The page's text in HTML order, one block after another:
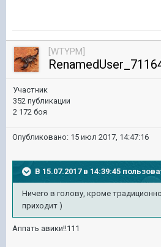
[WTYPM]
Участник
352 публикации
2 172 боя
Опубликовано: 15 июл 2017, 14:47:16
В 15.07.2017 в 14:39:45
Ничего в голову, кроме
приходит )
Аппать авики!!111